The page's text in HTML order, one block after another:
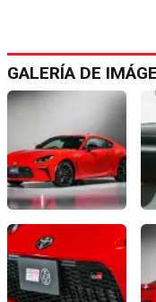
GALERÍA DE